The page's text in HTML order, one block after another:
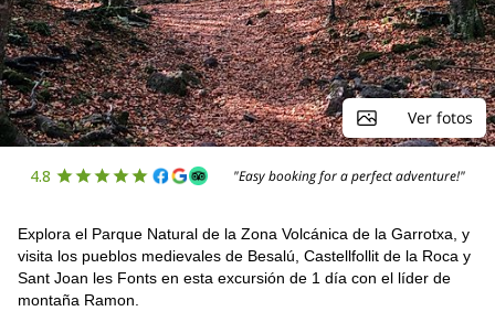
Ver fotos
4.8 "Easy booking for a perfect adventure!"
Explora el Parque Natural de la Zona Volcánica de la Garrotxa, y
visita los pueblos medievales de Besalú, Castellfollit de la Roca y
Sant Joan les Fonts en esta excursión de 1 día con el líder de
montaña Ramon.